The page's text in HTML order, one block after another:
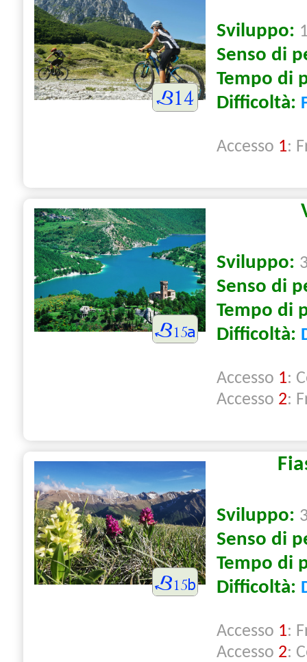
Sviluppo:
Senso di
Tempo di
Difficoltà:
Accesso 1:
Sviluppo:
Senso di
Tempo di
Difficoltà:
Accesso 1:
Accesso 2:
Sviluppo:
Senso di
Tempo di
Difficoltà:
Accesso 1:
Accesso 2: